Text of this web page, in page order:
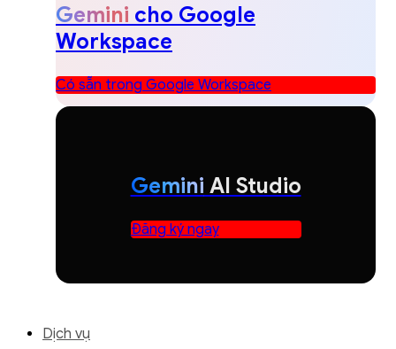
Gemini cho Google
Workspace
Có sẵn trong Google Workspace
Gemini AI Studio
Đăng ký ngay
Dịch vụ